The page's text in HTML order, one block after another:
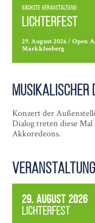
Nächste Veranstaltung:
Lichterfest
29. August 2026 / Open
Markkleeberg
Musikalischer
Konzert der
Dialog treten diese
Akkoredeons.
29. August 2026
Lichterfest